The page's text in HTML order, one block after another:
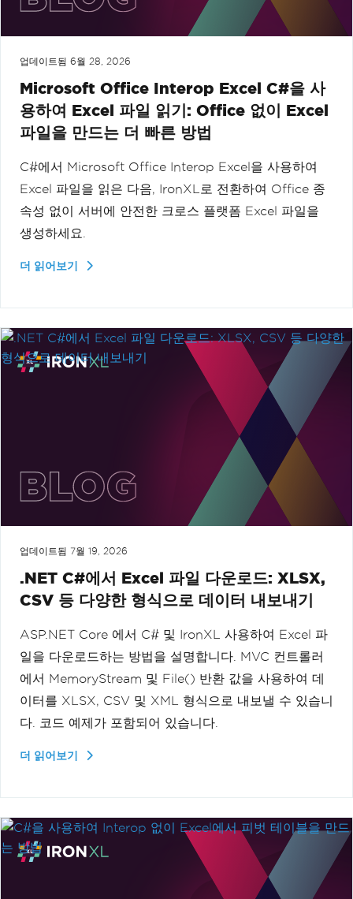
업데이트됨 6월 28, 2026
Microsoft Office Interop Excel C#을 사
용하여 Excel 파일 읽기: Office 없이 Excel
파일을 만드는 더 빠른 방법
C#에서 Microsoft Office Interop Excel을 사용하여
Excel 파일을 읽은 다음, IronXL로 전환하여 Office 종
속성 없이 서버에 안전한 크로스 플랫폼 Excel 파일을
생성하세요.
더 읽어보기
업데이트됨 7월 19, 2026
.NET C#에서 Excel 파일 다운로드: XLSX,
CSV 등 다양한 형식으로 데이터 내보내기
ASP.NET Core 에서 C# 및 IronXL 사용하여 Excel 파
일을 다운로드하는 방법을 설명합니다. MVC 컨트롤러
에서 MemoryStream 및 File() 반환 값을 사용하여 데
이터를 XLSX, CSV 및 XML 형식으로 내보낼 수 있습니
다. 코드 예제가 포함되어 있습니다.
더 읽어보기